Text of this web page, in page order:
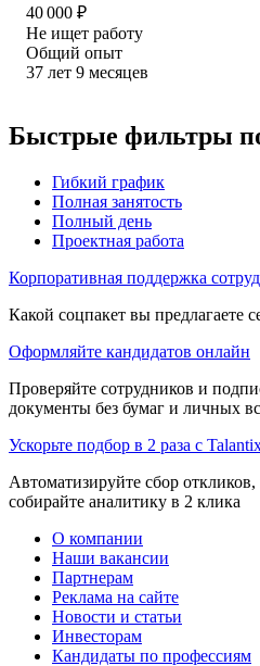
40 000 ₽
Не ищет работу
Общий опыт
37 лет 9 месяцев
Быстрые фильтры
Гибкий график
Полная занятость
Полный день
Проектная работа
Корпоративная поддержка
Какой соцпакет вы предлагаете
Оформляйте кандидатов онлайн
Проверяйте сотрудников и
документы без бумаг и личных
Ускорьте подбор в 2 раза с
Автоматизируйте сбор откликов,
собирайте аналитику в 2 клика
О компании
Наши вакансии
Партнерам
Реклама на сайте
Новости и статьи
Инвесторам
Кандидаты по профессиям